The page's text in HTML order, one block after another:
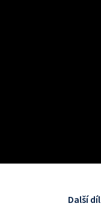
Další díl